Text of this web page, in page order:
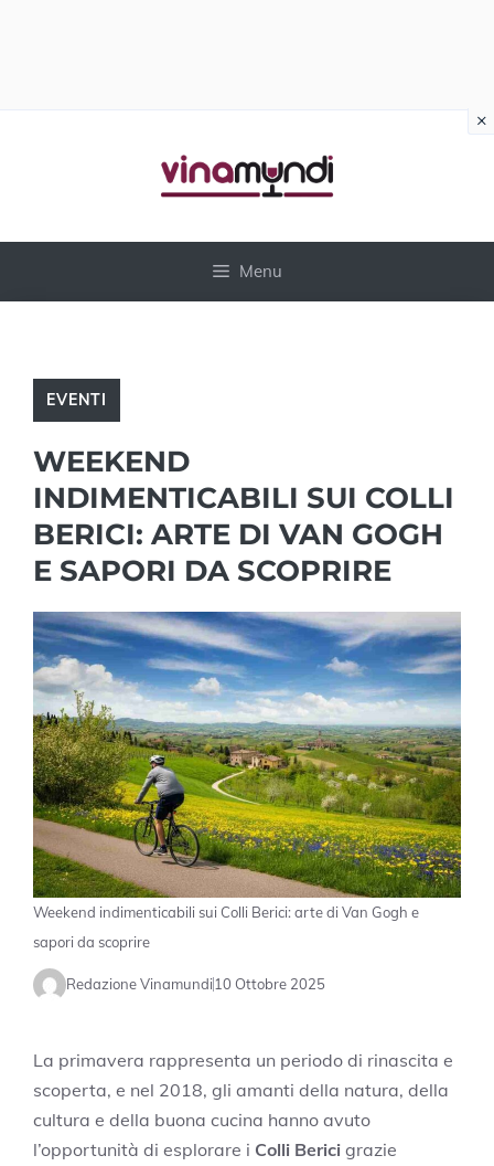
Menu
EVENTI
WEEKEND
INDIMENTICABILI SUI COLLI
BERICI: ARTE DI VAN GOGH
E SAPORI DA SCOPRIRE
Weekend indimenticabili sui Colli Berici: arte di Van Gogh e
sapori da scoprire
Redazione Vinamundi10 Ottobre 2025
La primavera rappresenta un periodo di rinascita e
scoperta, e nel 2018, gli amanti della natura, della
cultura e della buona cucina hanno avuto
l’opportunità di esplorare i Colli Berici grazie
×